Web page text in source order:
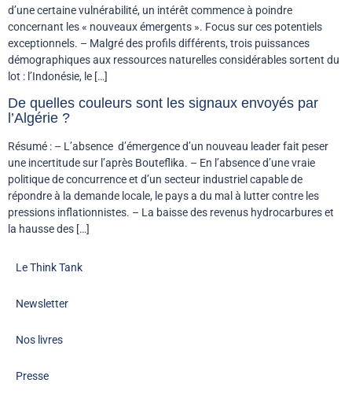
d’une certaine vulnérabilité, un intérêt commence à poindre
concernant les « nouveaux émergents ». Focus sur ces potentiels
exceptionnels. – Malgré des profils différents, trois puissances
démographiques aux ressources naturelles considérables sortent du
lot : l’Indonésie, le […]
De quelles couleurs sont les signaux envoyés par
l’Algérie ?
Résumé : – L’absence d’émergence d’un nouveau leader fait peser
une incertitude sur l’après Bouteflika. – En l’absence d’une vraie
politique de concurrence et d’un secteur industriel capable de
répondre à la demande locale, le pays a du mal à lutter contre les
pressions inflationnistes. – La baisse des revenus hydrocarbures et
la hausse des […]
Le Think Tank
Newsletter
Nos livres
Presse